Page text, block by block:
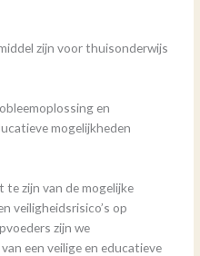
zijn voor thuisonderwijs
en
mogelijkheden
zijn van de mogelijke
veiligheidsrisico’s op
zijn we
een veilige en educatieve